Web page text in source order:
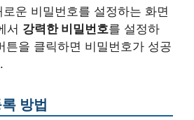
운 비밀번호를 설정하는 화면
서 강력한 비밀번호를 설정하
튼을 클릭하면 비밀번호가 성공
방법